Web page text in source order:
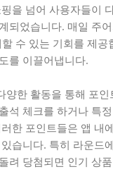
을 넘어 사용자들이
되었습니다. 매일 주
수 있는 기회를 제
를 이끌어냅니다.
양한 활동을 통해 포
석 체크를 하거나 특
한 포인트들은 앱 내
습니다. 특히 라운드
려 당첨되면 인기 상